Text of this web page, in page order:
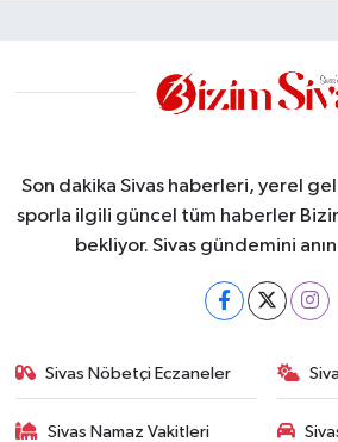
Son dakika Sivas haberleri, yerel
sporla ilgili güncel tüm haberler
bekliyor. Sivas gündemini
Sivas Nöbetçi Eczaneler
Sivas Namaz Vakitleri